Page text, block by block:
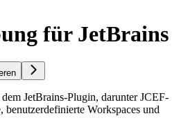
für JetBrains
JetBrains-Plugin, darunter JCEF-
benutzerdefinierte Workspaces und